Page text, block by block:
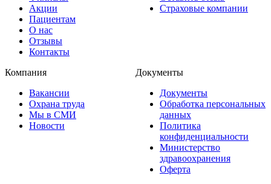
Акции
Пациентам
О нас
Отзывы
Контакты
Страховые компании
Компания
Вакансии
Охрана труда
Мы в СМИ
Новости
Документы
Документы
Обработка персональных
данных
Политика
конфиденциальности
Министерство
здравоохранения
Оферта